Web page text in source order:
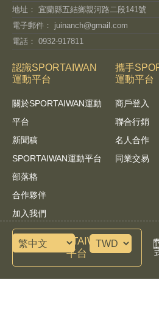
地址： 宜蘭縣五結鄉親河路二段141號
電子郵件： juinanch@gmail.com
電話： 0932-917811
認識SPORTAIWAN
運動平台
關於SPORTAIWAN運動
平台
新聞稿
SPORTAIWAN運動平台
部落格
合作夥伴
加入我們
攜手
運動平台
商戶登入
聯合行銷
名人合作
同業交易
諮詢SPORTAIWAN運動
平台